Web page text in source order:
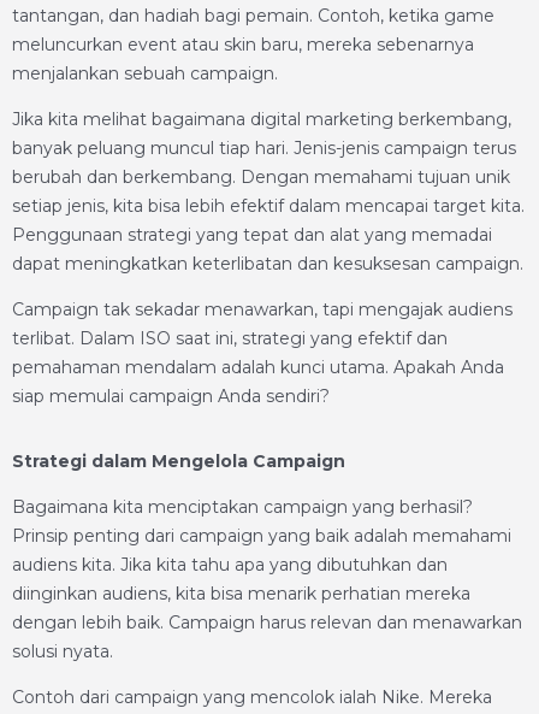
tantangan, dan hadiah bagi pemain. Contoh, ketika game
meluncurkan event atau skin baru, mereka sebenarnya
menjalankan sebuah campaign.
Jika kita melihat bagaimana digital marketing berkembang,
banyak peluang muncul tiap hari. Jenis-jenis campaign terus
berubah dan berkembang. Dengan memahami tujuan unik
setiap jenis, kita bisa lebih efektif dalam mencapai target kita.
Penggunaan strategi yang tepat dan alat yang memadai
dapat meningkatkan keterlibatan dan kesuksesan campaign.
Campaign tak sekadar menawarkan, tapi mengajak audiens
terlibat. Dalam ISO saat ini, strategi yang efektif dan
pemahaman mendalam adalah kunci utama. Apakah Anda
siap memulai campaign Anda sendiri?
Strategi dalam Mengelola Campaign
Bagaimana kita menciptakan campaign yang berhasil?
Prinsip penting dari campaign yang baik adalah memahami
audiens kita. Jika kita tahu apa yang dibutuhkan dan
diinginkan audiens, kita bisa menarik perhatian mereka
dengan lebih baik. Campaign harus relevan dan menawarkan
solusi nyata.
Contoh dari campaign yang mencolok ialah Nike. Mereka